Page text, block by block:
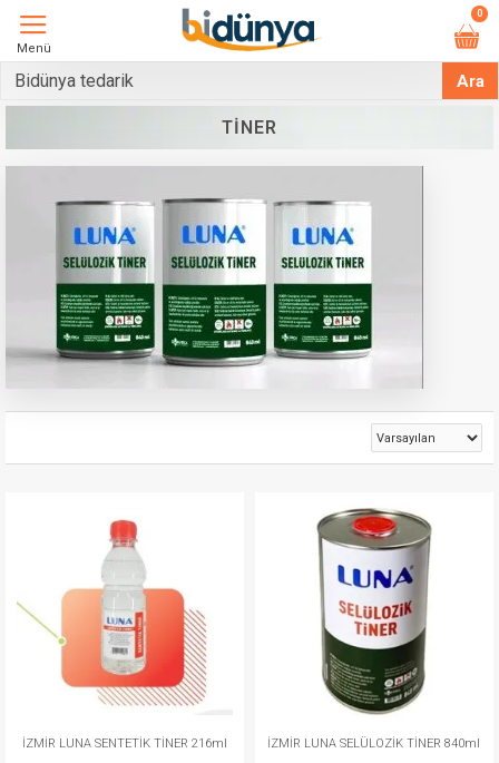
Menü
0
Ara
TINER
İZMİR LUNA SENTETİK TİNER 216ml İZMİR LUNA SELÜLOZİK TİNER 840ml